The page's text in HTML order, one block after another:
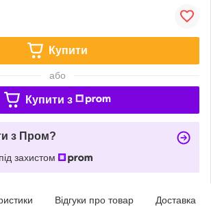
Купити
або
Купити з
з Пром?
захистом
Відгуки про товар Доставка